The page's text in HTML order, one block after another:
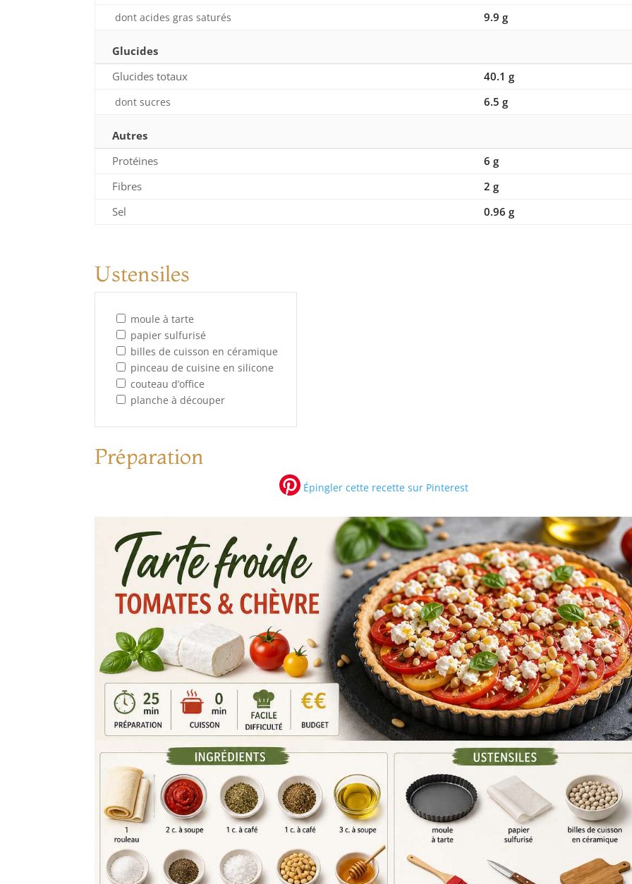
dont acides gras saturés 9.9 g
Glucides
Glucides totaux
40.1 g
dont sucres 6.5 g
Autres
Protéines
6 g
Fibres
2 g
Sel
0.96 g
Ustensiles
moule à tarte
papier sulfurisé
billes de cuisson en céramique
pinceau de cuisine en silicone
couteau d’office
planche à découper
Préparation
Épingler cette recette sur Pinterest